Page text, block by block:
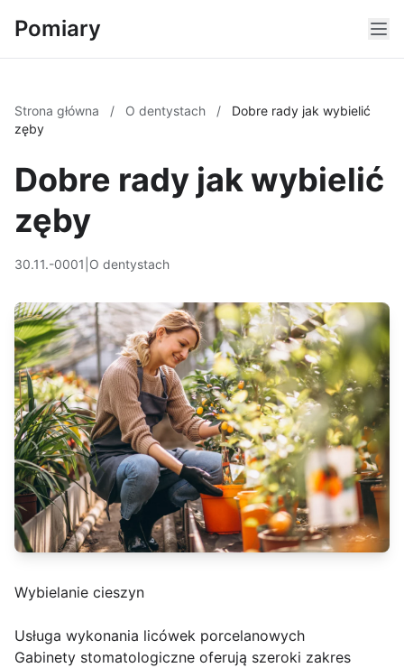
Pomiary
Strona główna / O dentystach /
Dobre rady jak wybielić
zęby
Dobre rady jak wybielić
zęby
30.11.-0001 O dentystach
Wybielanie cieszyn
Usługa wykonania licówek porcelanowych
Gabinety stomatologiczne oferują szeroki zakres